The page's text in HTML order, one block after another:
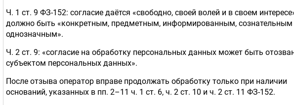
Ч. 1 ст. 9 ФЗ-152: согласие даётся «свободно, своей волей и в своем
должно быть «конкретным, предметным, информированным, сознательным
однозначным».
Ч. 2 ст. 9: «согласие на обработку персональных данных может быть
субъектом персональных данных».
После отзыва оператор вправе продолжать обработку только при наличии
оснований, указанных в пп. 2–11 ч. 1 ст. 6, ч. 2 ст. 10 и ч. 2 ст. 11 ФЗ-152.